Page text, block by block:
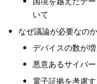
いて
なぜ議論が必要なのか
デバイスの数が
悪意あるサイバ
電子証拠を考慮